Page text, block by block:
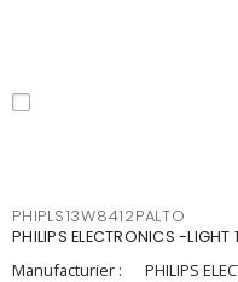
PHIPLS13W8412PALTO
PHILIPS ELECTRONICS -LIGHT
Manufacturier :
PHILIPS